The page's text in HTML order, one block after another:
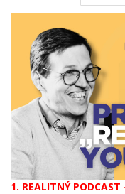
1. REALITNÝ